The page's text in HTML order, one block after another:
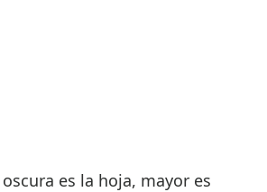
es la hoja, mayor es